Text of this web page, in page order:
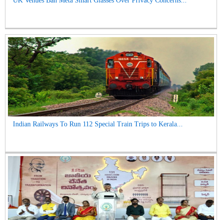
Indian Railways To Run 112 Special Train Trips to Kerala...